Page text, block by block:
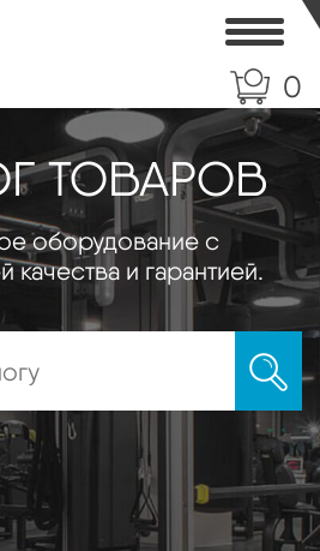
0
ТОВАРОВ
оборудование с
качества и гарантией.